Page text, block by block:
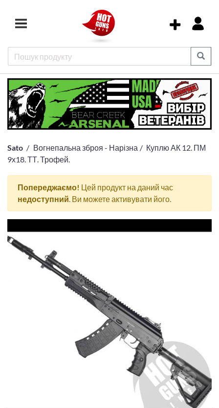
Sato Вогнепальна зброя - Нарізна
Куплю АК 12. ПМ
9х18. ТТ. Трофей.
Попереджаємо! Цей продукт на даний час
недоступний. Ви можете активувати його.